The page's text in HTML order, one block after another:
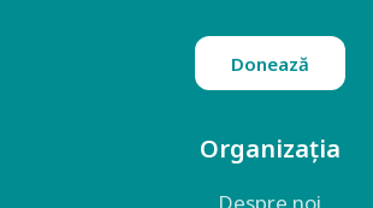
Donează
Organizația